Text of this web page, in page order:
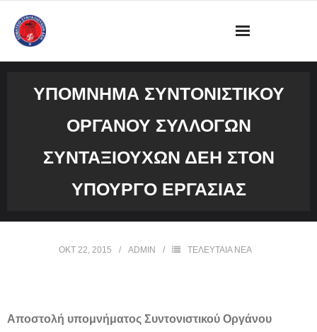
ΕΓΓΡΑΦΑ
VIDEOS
ΥΠΌΜΝΗΜΑ ΣΥΝΤΟΝΙΣΤΙΚΟΎ
ΟΡΓΆΝΟΥ ΣΥΛΛΌΓΩΝ
ΣΥΝΤΑΞΙΟΎΧΩΝ ΔΕΗ ΣΤΟΝ
ΥΠΟΥΡΓΌ ΕΡΓΑΣΊΑΣ
ΟΚΤ 22, 2015 ADMIN ΤΕΛΕΥΤΑΙΑ ΝΕΑ
Αποστολή υπομνήματος Συντονιστικού Οργάνου